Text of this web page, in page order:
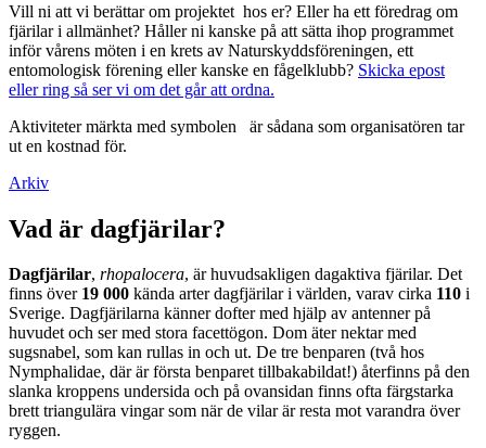
Vill ni att vi berättar om projektet hos er? Eller ha ett föredrag om
fjärilar i allmänhet? Håller ni kanske på att sätta ihop programmet
inför vårens möten i en krets av Naturskyddsföreningen, ett
entomologisk förening eller kanske en fågelklubb? Skicka epost
eller ring så ser vi om det går att ordna.
Aktiviteter märkta med symbolen
är sådana som organisatören tar
ut en kostnad för.
Arkiv
Vad är dagfjärilar?
Dagfjärilar, rhopalocera, är huvudsakligen dagaktiva fjärilar. Det
finns över 19 000 kända arter dagfjärilar i världen, varav cirka 110 i
Sverige. Dagfjärilarna känner dofter med hjälp av antenner på
huvudet och ser med stora facettögon. Dom äter nektar med
sugsnabel, som kan rullas in och ut. De tre benparen (två hos
Nymphalidae, där är första benparet tillbakabildat!) återfinns på den
slanka kroppens undersida och på ovansidan finns ofta färgstarka
brett triangulära vingar som när de vilar är resta mot varandra över
ryggen.